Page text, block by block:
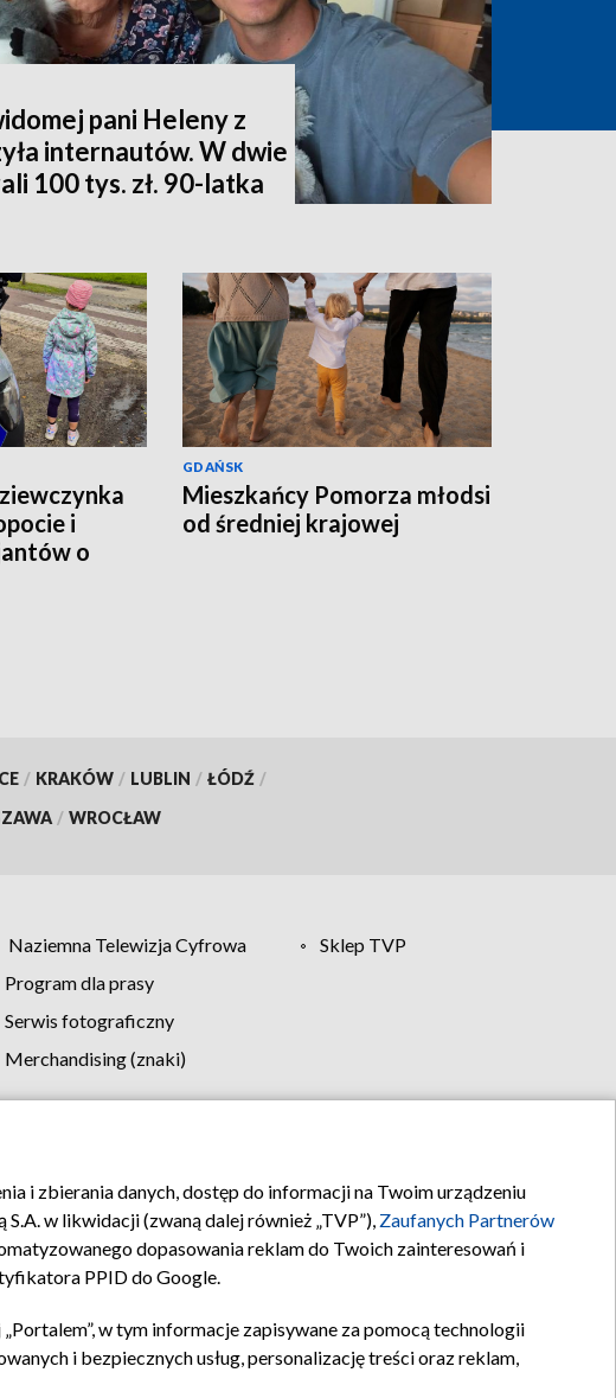
pani Heleny z
internautów. W dwie
100 tys. zł. 90-latka
i
o
GDAŃSK
Mieszkańcy Pomorza młodsi
od średniej krajowej
/ KRAKÓW / LUBLIN / ŁÓDŹ /
/ WROCŁAW
Naziemna Telewizja Cyfrowa
Sklep TVP
Program dla prasy
Serwis fotograficzny
Merchandising (znaki)
Biuro reklamy Kontakt
i zbierania danych, dostęp do informacji na Twoim urządzeniu
w likwidacji (zwaną dalej również „TVP”), Zaufanych Partnerów
dopasowania reklam do Twoich zainteresowań i
PPID do Google.
„Portalem”, w tym informacje zapisywane za pomocą technologii
i bezpiecznych usług, personalizację treści oraz reklam,